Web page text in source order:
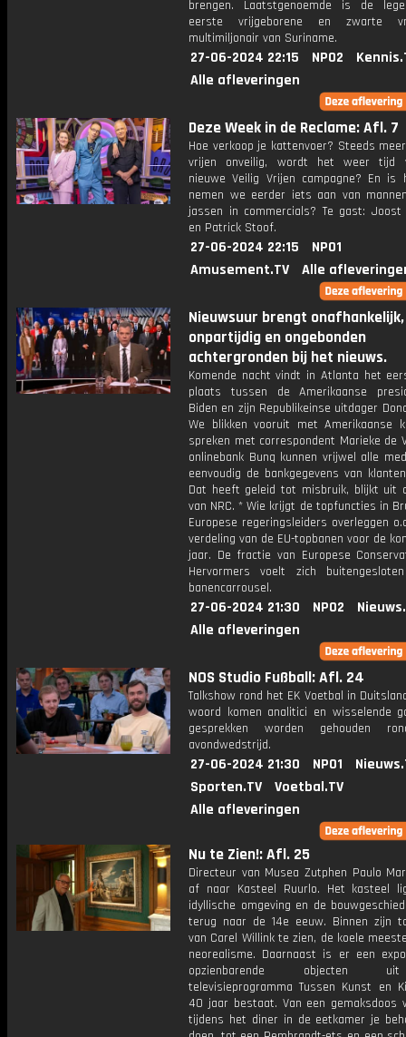
brengen. Laatstgenoemde is de
eerste vrijgeborene en zwarte
multimiljonair van Suriname.
27-06-2024 22:15 NPO2
Alle afleveringen
Deze Week in de Reclame: Afl. 7
Hoe verkoop je kattenvoer? Steeds
vrijen onveilig, wordt het weer tijd
nieuwe Veilig Vrijen campagne? En is
nemen we eerder iets aan van
jassen in commercials? Te gast: Joost
en Patrick Stoof.
27-06-2024 22:15
NPO1
Amusement.TV
Alle
Nieuwsuur brengt onafhankelijk,
onpartijdig en ongebonden
achtergronden bij het nieuws.
Komende nacht vindt in Atlanta het
plaats tussen de Amerikaanse
Biden en zijn Republikeinse uitdager
We blikken vooruit met Amerikaanse
spreken met correspondent Marieke de
onlinebank Bunq kunnen vrijwel alle
eenvoudig de bankgegevens van
Dat heeft geleid tot misbruik, blijkt uit
van NRC. * Wie krijgt de topfuncties in
Europese regeringsleiders overleggen
verdeling van de EU-topbanen voor de
jaar. De fractie van Europese
Hervormers voelt zich
banencarrousel.
27-06-2024 21:30 NPO2
Alle afleveringen
NOS Studio Fußball: Afl. 24
Talkshow rond het EK Voetbal in
woord komen analitici en wisselende
gesprekken worden gehouden
avondwedstrijd.
27-06-2024 21:30 NPO1
Sporten.TV
Voetbal.TV
Alle afleveringen
Nu te Zien!: Afl. 25
Directeur van Musea Zutphen Paulo
af naar Kasteel Ruurlo. Het kasteel
idyllische omgeving en de
terug naar de 14e eeuw. Binnen zijn
van Carel Willink te zien, de koele
neorealisme. Daarnaast is er een
opzienbarende objecten
televisieprogramma Tussen Kunst en
40 jaar bestaat. Van een gemaksdoos
tijdens het diner in de eetkamer je